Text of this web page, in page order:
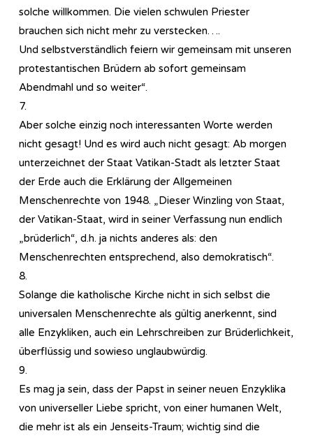
solche willkommen. Die vielen schwulen Priester
brauchen sich nicht mehr zu verstecken….
Und selbstverständlich feiern wir gemeinsam mit unseren
protestantischen Brüdern ab sofort gemeinsam
Abendmahl und so weiter“.
7.
Aber solche einzig noch interessanten Worte werden
nicht gesagt! Und es wird auch nicht gesagt: Ab morgen
unterzeichnet der Staat Vatikan-Stadt als letzter Staat
der Erde auch die Erklärung der Allgemeinen
Menschenrechte von 1948. „Dieser Winzling von Staat,
der Vatikan-Staat, wird in seiner Verfassung nun endlich
„brüderlich“, d.h. ja nichts anderes als: den
Menschenrechten entsprechend, also demokratisch“.
8.
Solange die katholische Kirche nicht in sich selbst die
universalen Menschenrechte als gültig anerkennt, sind
alle Enzykliken, auch ein Lehrschreiben zur Brüderlichkeit,
überflüssig und sowieso unglaubwürdig.
9.
Es mag ja sein, dass der Papst in seiner neuen Enzyklika
von universeller Liebe spricht, von einer humanen Welt,
die mehr ist als ein Jenseits-Traum; wichtig sind die